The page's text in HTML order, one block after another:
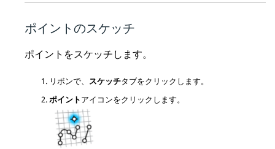
ポイントのスケッチ
ポイントをスケッチします。
リボンで、 スケッチタブをクリックします。
ポイントアイコンをクリックします。